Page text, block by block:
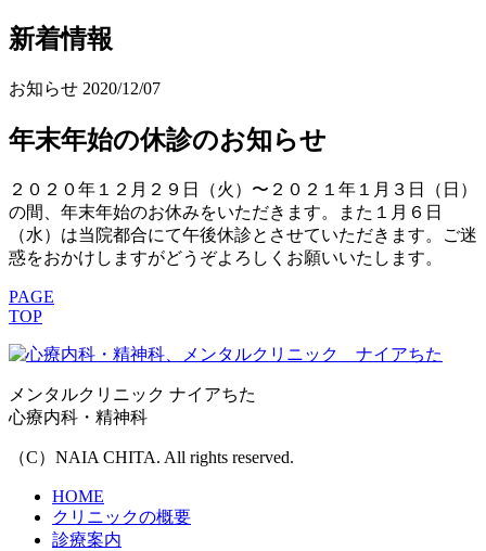
新着情報
お知らせ 2020/12/07
年末年始の休診のお知らせ
２０２０年１２月２９日（火）〜２０２１年１月３日（日）
の間、年末年始のお休みをいただきます。また１月６日
（水）は当院都合にて午後休診とさせていただきます。ご迷
惑をおかけしますがどうぞよろしくお願いいたします。
PAGE
TOP
メンタルクリニック ナイアちた
心療内科・精神科
（C）NAIA CHITA. All rights reserved.
HOME
クリニックの概要
診療案内